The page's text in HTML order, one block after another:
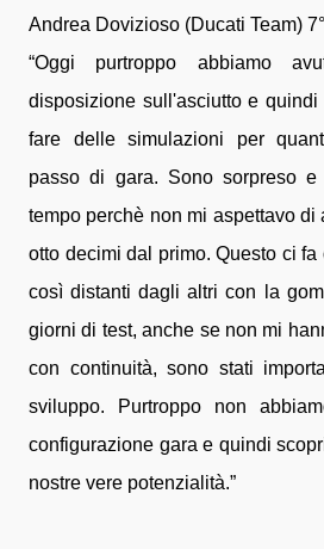
Andrea Dovizioso (Ducati Team)
“Oggi purtroppo abbiamo
disposizione sull'asciutto e
fare delle simulazioni per
passo di gara. Sono sorpreso
tempo perchè non mi aspettavo di
otto decimi dal primo. Questo ci
così distanti dagli altri con la
giorni di test, anche se non mi
con continuità, sono stati
sviluppo. Purtroppo non
configurazione gara e quindi
nostre vere potenzialità.”